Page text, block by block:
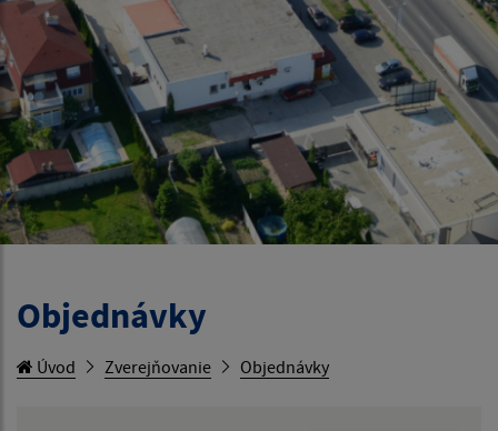
Objednávky
Úvod Zverejňovanie Objednávky